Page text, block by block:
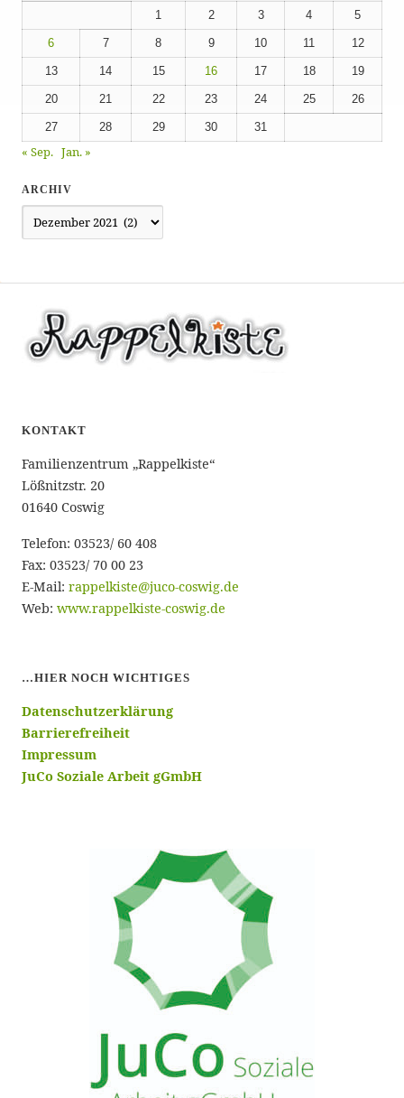
1 2 3 4 5
6 7 8 9 10 11 12
13 14 15 16 17 18 19
20 21 22 23 24 25 26
27 28 29 30 31
« Sep. Jan. »
ARCHIV
KONTAKT
Familienzentrum „Rappelkiste“
Lößnitzstr. 20
01640 Coswig
Telefon: 03523/ 60 408
Fax: 03523/ 70 00 23
E-Mail: rappelkiste@juco-coswig.de
Web: www.rappelkiste-coswig.de
…HIER NOCH WICHTIGES
Datenschutzerklärung
Barrierefreiheit
Impressum
JuCo Soziale Arbeit gGmbH